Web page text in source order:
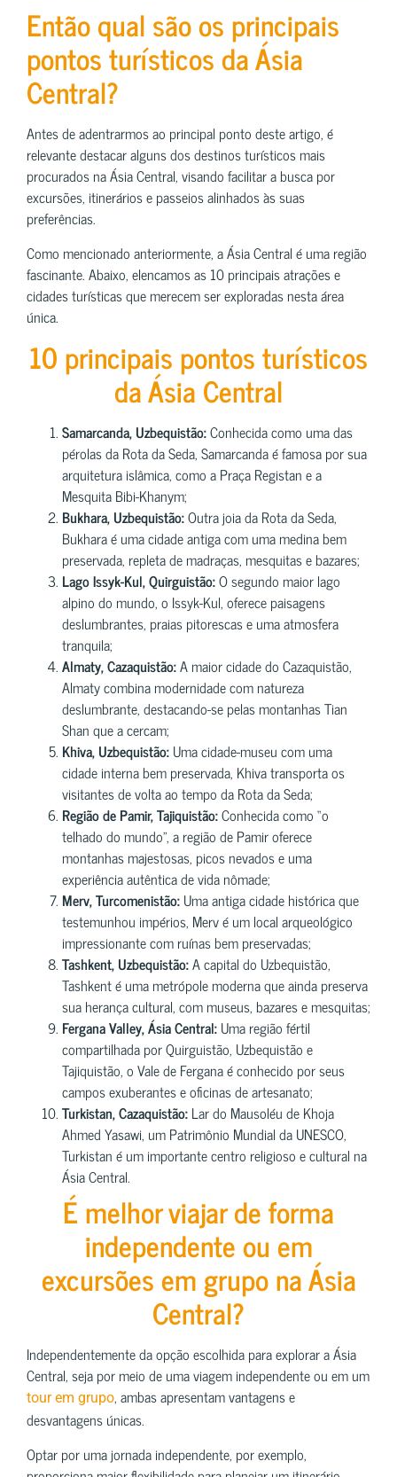
Então qual são os principais
pontos turísticos da Ásia
Central?
Antes de adentrarmos ao principal ponto deste artigo, é
relevante destacar alguns dos destinos turísticos mais
procurados na Ásia Central, visando facilitar a busca por
excursões, itinerários e passeios alinhados às suas
preferências.
Como mencionado anteriormente, a Ásia Central é uma região
fascinante. Abaixo, elencamos as 10 principais atrações e
cidades turísticas que merecem ser exploradas nesta área
única.
10 principais pontos turísticos
da Ásia Central
Samarcanda, Uzbequistão:Conhecida como uma das
pérolas da Rota da Seda, Samarcanda é famosa por sua
arquitetura islâmica, como a Praça Registan e a
Mesquita Bibi-Khanym;
Bukhara, Uzbequistão:Outra joia da Rota da Seda,
Bukhara é uma cidade antiga com uma medina bem
preservada, repleta de madraças, mesquitas e bazares;
Lago Issyk-Kul, Quirguistão:O segundo maior lago
alpino do mundo, o Issyk-Kul, oferece paisagens
deslumbrantes, praias pitorescas e uma atmosfera
tranquila;
Almaty, Cazaquistão:A maior cidade do Cazaquistão,
Almaty combina modernidade com natureza
deslumbrante, destacando-se pelas montanhas Tian
Shan que a cercam;
Khiva, Uzbequistão:Uma cidade-museu com uma
cidade interna bem preservada, Khiva transporta os
visitantes de volta ao tempo da Rota da Seda;
Região de Pamir, Tajiquistão:Conhecida como “o
telhado do mundo”, a região de Pamir oferece
montanhas majestosas, picos nevados e uma
experiência autêntica de vida nômade;
Merv, Turcomenistão:Uma antiga cidade histórica que
testemunhou impérios, Merv é um local arqueológico
impressionante com ruínas bem preservadas;
Tashkent, Uzbequistão:A capital do Uzbequistão,
Tashkent é uma metrópole moderna que ainda preserva
sua herança cultural, com museus, bazares e mesquitas;
Fergana Valley, Ásia Central:Uma região fértil
compartilhada por Quirguistão, Uzbequistão e
Tajiquistão, o Vale de Fergana é conhecido por seus
campos exuberantes e oficinas de artesanato;
Turkistan, Cazaquistão:Lar do Mausoléu de Khoja
Ahmed Yasawi, um Patrimônio Mundial da UNESCO,
Turkistan é um importante centro religioso e cultural na
Ásia Central.
É melhor viajar de forma
independente ou em
excursões em grupo na Ásia
Central?
Independentemente da opção escolhida para explorar a Ásia
Central, seja por meio de uma viagem independente ou em um
tour em grupo, ambas apresentam vantagens e
desvantagens únicas.
Optar por uma jornada independente, por exemplo,